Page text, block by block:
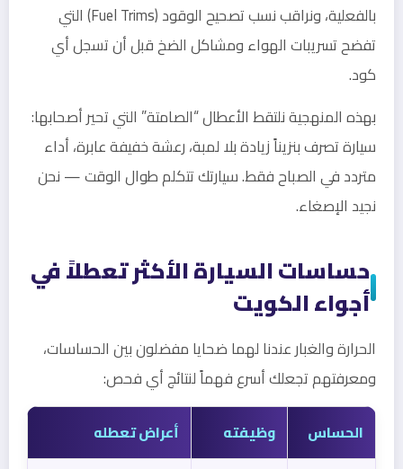
بالفعلية، ونراقب نسب تصحيح الوقود (Fuel Trims) التي
تفضح تسريبات الهواء ومشاكل الضخ قبل أن تسجل أي
كود.
بهذه المنهجية نلتقط الأعطال “الصامتة” التي تحير أصحابها:
سيارة تصرف بنزيناً زيادة بلا لمبة، رعشة خفيفة عابرة، أداء
متردد في الصباح فقط. سيارتك تتكلم طوال الوقت — نحن
نجيد الإصغاء.
حساسات السيارة الأكثر تعطلاً في
أجواء الكويت
الحرارة والغبار عندنا لهما ضحايا مفضلون بين الحساسات،
ومعرفتهم تجعلك أسرع فهماً لنتائج أي فحص:
الحساس وظيفته
أعراض تعطله